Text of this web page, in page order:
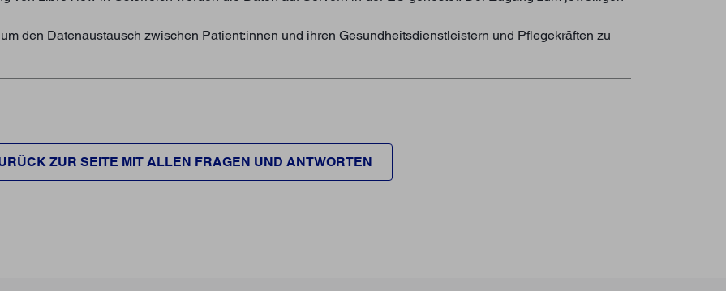
den Datenaustausch zwischen Patient:innen und ihren Gesundheitsdienstleistern und Pflegekräften zu
ZUR SEITE MIT ALLEN FRAGEN UND ANTWORTEN